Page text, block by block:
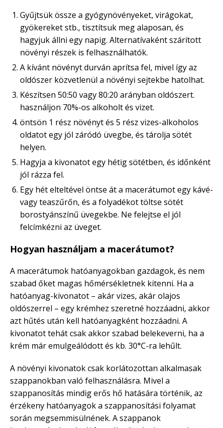
Gyűjtsük össze a gyógynövényeket, virágokat,
gyökereket stb., tisztítsuk meg alaposan, és
hagyjuk állni egy napig. Alternatívaként szárított
növényi részek is felhasználhatók.
A kívánt növényt durván aprítsa fel, mivel így az
oldószer közvetlenül a növényi sejtekbe hatolhat.
Készítsen 50:50 vagy 80:20 arányban oldószert.
használjon 70%-os alkoholt és vizet.
öntsön 1 rész növényt és 5 rész vizes-alkoholos
oldatot egy jól záródó üvegbe, és tárolja sötét
helyen.
Hagyja a kivonatot egy hétig sötétben, és időnként
jól rázza fel.
Egy hét elteltével öntse át a macerátumot egy kávé-
vagy teaszűrőn, és a folyadékot töltse sötét
borostyánszínű üvegekbe. Ne felejtse el jól
felcímkézni az üveget.
Hogyan használjam a macerátumot?
A macerátumok hatóanyagokban gazdagok, és nem
szabad őket magas hőmérsékletnek kitenni. Ha a
hatóanyag-kivonatot – akár vizes, akár olajos
oldószerrel – egy krémhez szeretné hozzáadni, akkor
azt hűtés után kell hatóanyagként hozzáadni. A
kivonatot tehát csak akkor szabad belekeverni, ha a
krém már emulgeálódott és kb. 30°C-ra lehűlt.
A növényi kivonatok csak korlátozottan alkalmasak
szappanokban való felhasználásra. Mivel a
szappanosítás mindig erős hő hatására történik, az
érzékeny hatóanyagok a szappanosítási folyamat
során megsemmisülnének. A szappanok